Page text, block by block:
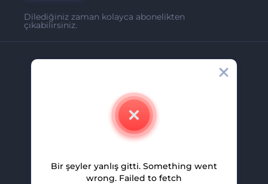
Dilediğiniz zaman kolayca abonelikten
çıkabilirsiniz.
İletişim
Kariyer
Ortaklık Programı
Bir şeyler yanlış gitti. Something went
wrong. Failed to fetch